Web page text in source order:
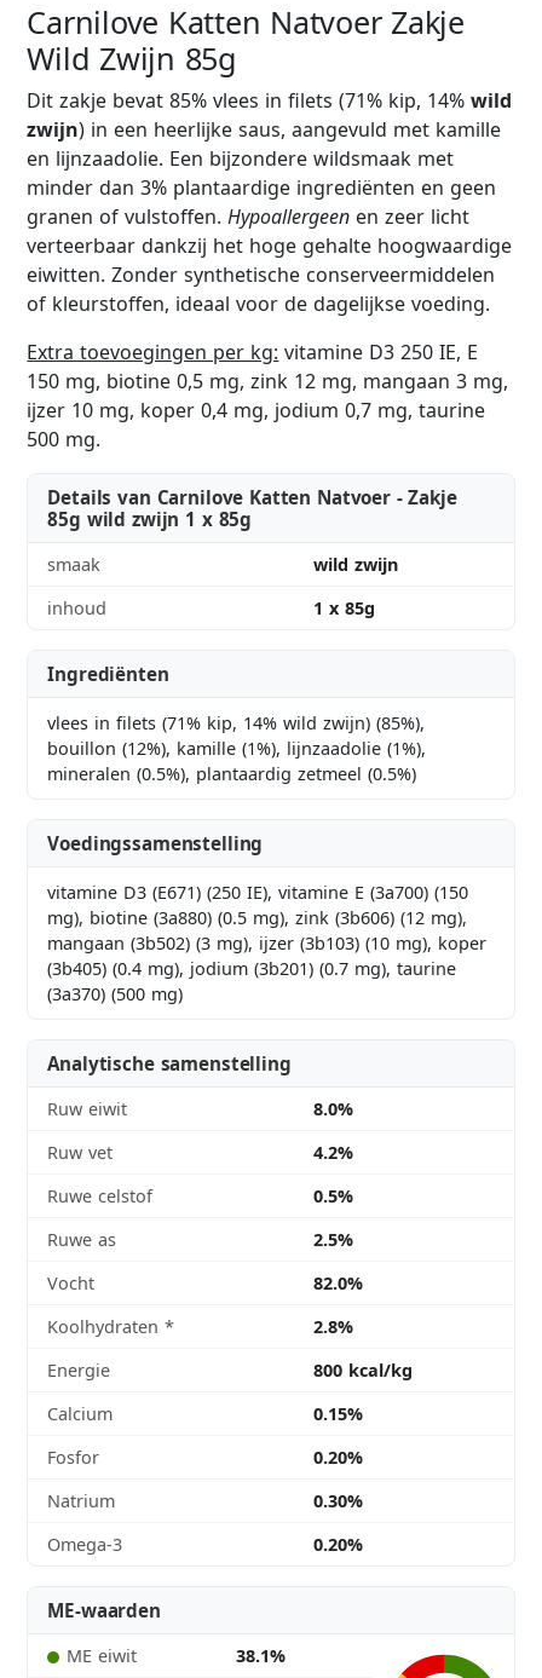
Carnilove Katten Natvoer Zakje
Wild Zwijn 85g
Dit zakje bevat 85% vlees in filets (71% kip, 14%wild
zwijn) in een heerlijke saus, aangevuld met kamille
en lijnzaadolie. Een bijzondere wildsmaak met
minder dan 3% plantaardige ingrediënten en geen
granen of vulstoffen.Hypoallergeen en zeer licht
verteerbaar dankzij het hoge gehalte hoogwaardige
eiwitten. Zonder synthetische conserveermiddelen
of kleurstoffen, ideaal voor de dagelijkse voeding.
Extra toevoegingen per kg: vitamine D3 250 IE, E
150 mg, biotine 0,5 mg, zink 12 mg, mangaan 3 mg,
ijzer 10 mg, koper 0,4 mg, jodium 0,7 mg, taurine
500 mg.
Details van Carnilove Katten Natvoer - Zakje
85g wild zwijn 1 x 85g
smaak
wild zwijn
inhoud
1 x 85g
Ingrediënten
vlees in filets (71% kip, 14% wild zwijn) (85%),
bouillon (12%), kamille (1%), lijnzaadolie (1%),
mineralen (0.5%), plantaardig zetmeel (0.5%)
Voedingssamenstelling
vitamine D3 (E671) (250 IE), vitamine E (3a700) (150
mg), biotine (3a880) (0.5 mg), zink (3b606) (12 mg),
mangaan (3b502) (3 mg), ijzer (3b103) (10 mg), koper
(3b405) (0.4 mg), jodium (3b201) (0.7 mg), taurine
(3a370) (500 mg)
Analytische samenstelling
Ruw eiwit
8.0%
Ruw vet
4.2%
Ruwe celstof
0.5%
Ruwe as
2.5%
Vocht
82.0%
Koolhydraten *
2.8%
Energie
800 kcal/kg
Calcium
0.15%
Fosfor
0.20%
Natrium
0.30%
Omega-3
0.20%
ME-waarden
ME eiwit 38.1%